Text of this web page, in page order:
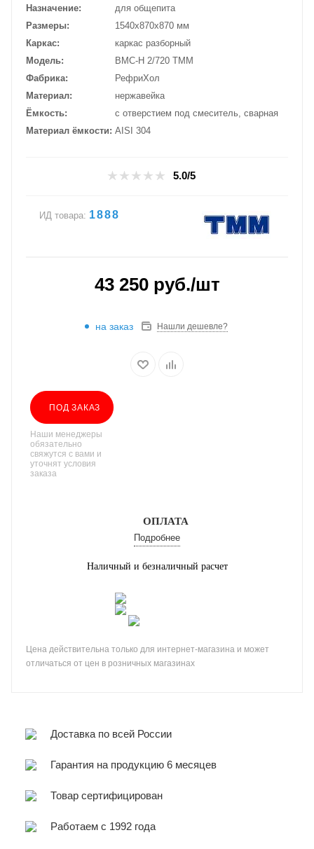
Назначение
для общепита
Размеры
1540х870х870 мм
Каркас
каркас разборный
Модель
ВМС-Н 2/720 ТММ
Фабрика
РефриХол
Материал
нержавейка
Ёмкость
с отверстием под смеситель, сварная
Материал ёмкости AISI 304
5.0/5
ИД товара: 1888
43 250руб./шт
на заказ Нашли дешевле?
ПОД ЗАКАЗ
Наши менеджеры
обязательно
свяжутся с вами и
уточнят условия
заказа
ОПЛАТА
Подробнее
Наличный и безналичный расчет
Цена действительна только для интернет-магазина и может
отличаться от цен в розничных магазинах
Доставка по всей России
Гарантия на продукцию 6 месяцев
Товар сертифицирован
Работаем с 1992 года